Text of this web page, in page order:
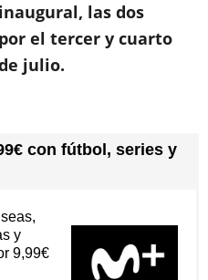
las dos
el tercer y cuarto
julio.
con fútbol, series y
y
9,99€